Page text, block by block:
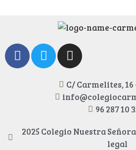
C/ Carmelites, 16
96 287 10
2025 Colegio Nuestra
legal